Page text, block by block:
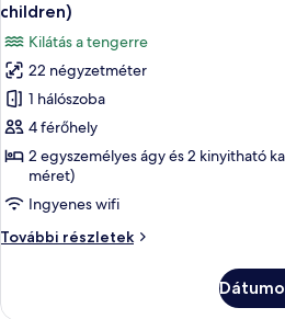
tengerre
kilátással
tengerre
további
részletei
összes
képének
megtekintése:
Családi
szoba,
erkély,
kilátással
a
adults
children)
Kilátás a tengerre
22 négyzetméter
1 hálószoba
4 férőhely
2 egyszemélyes ágy és 2 kinyitható
méret)
Ingyenes wifi
További részletek
Családi
a